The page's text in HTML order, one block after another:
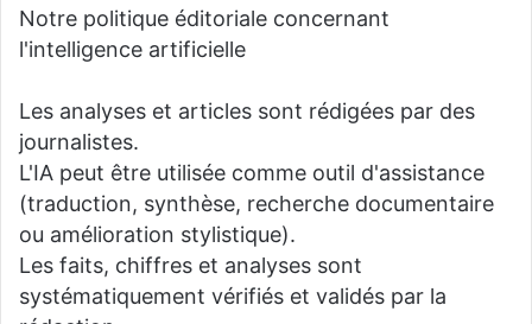
Notre politique éditoriale concernant
l'intelligence artificielle
Les analyses et articles sont rédigées par des
journalistes.
L'IA peut être utilisée comme outil d'assistance
(traduction, synthèse, recherche documentaire
ou amélioration stylistique).
Les faits, chiffres et analyses sont
systématiquement vérifiés et validés par la